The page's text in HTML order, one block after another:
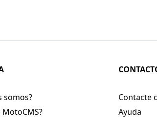
somos?
Contacte
Ayuda